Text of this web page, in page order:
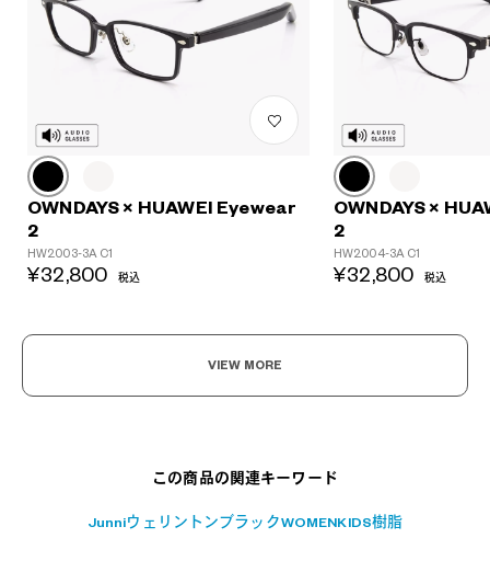
OWNDAYS × HUAWEI Eyewear
2
HW2003-3A C1
¥32,800 税込
OWNDAYS ×
2
HW2004-3A C1
¥32,800 税込
VIEW MORE
この商品の関連キーワード
Junniウェリントン ブラックWOMEN KIDS樹脂